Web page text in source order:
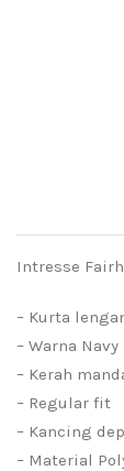
Intresse
– Kurta
– Warna Navy
– Kerah
– Regular fit
– Kancing
– Material